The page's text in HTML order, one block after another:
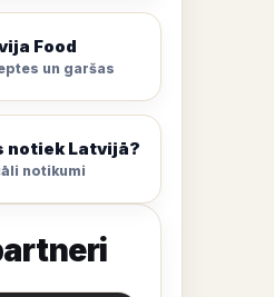
Food
un garšas
notiek Latvijā?
notikumi